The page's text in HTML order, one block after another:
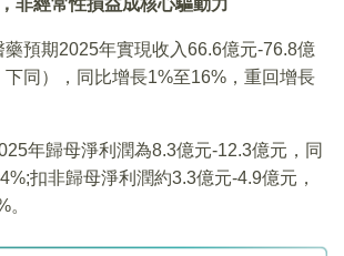
非經常性損益成核心驅動力
預期2025年實現收入66.6億元-76.8億
下同），同比增長1%至16%，重回增長
年歸母淨利潤為8.3億元-12.3億元，同
扣非歸母淨利潤約3.3億元-4.9億元，